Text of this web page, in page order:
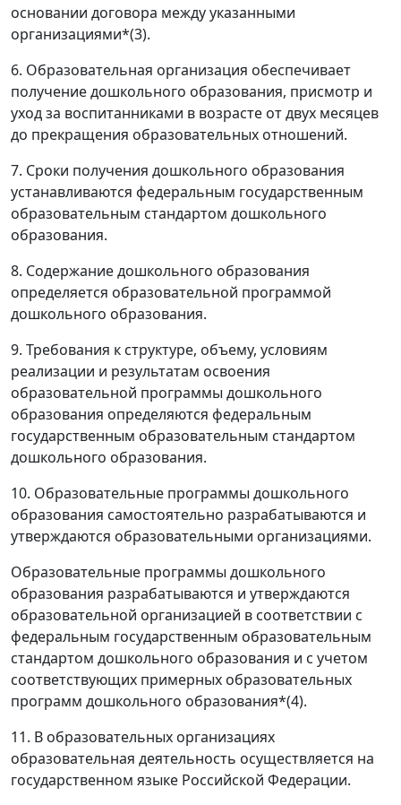
основании договора между указанными
организациями*(3).
6. Образовательная организация обеспечивает
получение дошкольного образования, присмотр и
уход за воспитанниками в возрасте от двух месяцев
до прекращения образовательных отношений.
7. Сроки получения дошкольного образования
устанавливаются федеральным государственным
образовательным стандартом дошкольного
образования.
8. Содержание дошкольного образования
определяется образовательной программой
дошкольного образования.
9. Требования к структуре, объему, условиям
реализации и результатам освоения
образовательной программы дошкольного
образования определяются федеральным
государственным образовательным стандартом
дошкольного образования.
10. Образовательные программы дошкольного
образования самостоятельно разрабатываются и
утверждаются образовательными организациями.
Образовательные программы дошкольного
образования разрабатываются и утверждаются
образовательной организацией в соответствии с
федеральным государственным образовательным
стандартом дошкольного образования и с учетом
соответствующих примерных образовательных
программ дошкольного образования*(4).
11. В образовательных организациях
образовательная деятельность осуществляется на
государственном языке Российской Федерации.